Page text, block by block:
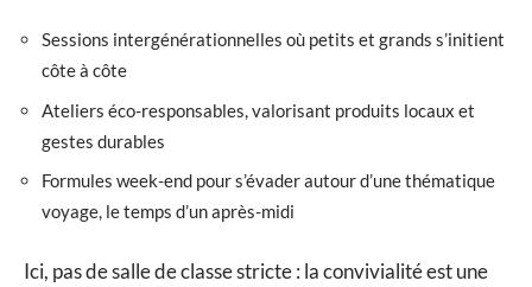
Sessions intergénérationnelles où petits et grands s’initient
côte à côte
Ateliers éco-responsables, valorisant produits locaux et
gestes durables
Formules week-end pour s’évader autour d’une thématique
voyage, le temps d’un après-midi
Ici, pas de salle de classe stricte : la convivialité est une